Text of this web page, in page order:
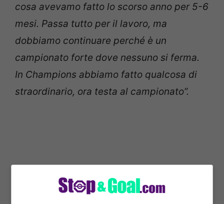
cosa avevamo fatto lo scorso anno per 5-6
mesi. Passa tutto per il lavoro, ma
dobbiamo continuare perché è un
campionato forte dove nessuno si ferma.
In Champions abbiamo fatto qualcosa di
straordinario, ora testa al campionato”.